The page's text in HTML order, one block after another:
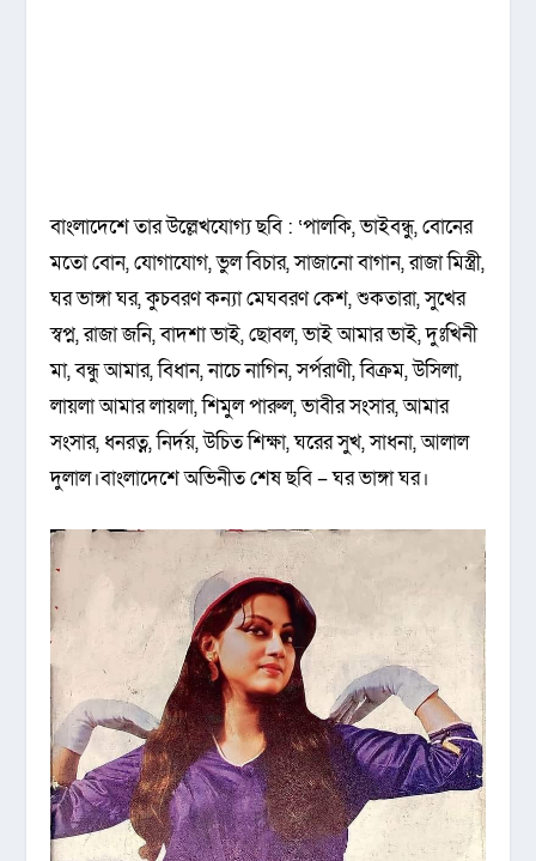
বাংলাদেশে তার উল্লেখযোগ্য ছবি : ‘পালকি, ভাইবন্ধু, বোনের
মতো বোন, যোগাযোগ, ভুল বিচার, সাজানো বাগান, রাজা মিস্ত্রী,
ঘর ভাঙ্গা ঘর, কুচবরণ কন্যা মেঘবরণ কেশ, শুকতারা, সুখের
স্বপ্ন, রাজা জনি, বাদশা ভাই, ছোবল, ভাই আমার ভাই, দুঃখিনী
মা, বন্ধু আমার, বিধান, নাচে নাগিন, সর্পরাণী, বিক্রম, উসিলা,
লায়লা আমার লায়লা, শিমুল পারুল, ভাবীর সংসার, আমার
সংসার, ধনরত্ন, নির্দয়, উচিত শিক্ষা, ঘরের সুখ, সাধনা, আলাল
দুলাল।বাংলাদেশে অভিনীত শেষ ছবি – ঘর ভাঙ্গা ঘর।